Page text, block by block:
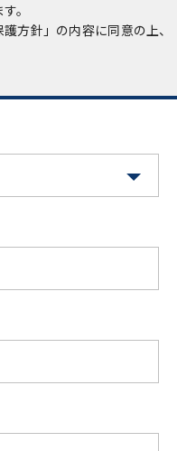
。
方針」の内容に同意の上、